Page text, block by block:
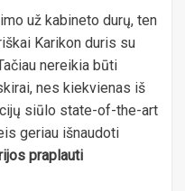
už kabineto durų, ten
Karikon duris su
nereikia būti
nes kiekvienas iš
siūlo state-of-the-art
geriau išnaudoti
praplauti